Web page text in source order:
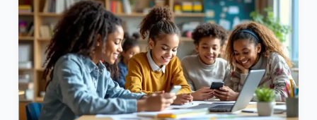
:
Utiliser
ENT95
pour
Simplifier
Votre